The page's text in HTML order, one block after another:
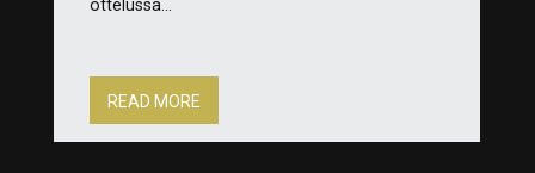
ottelussa...
READ MORE